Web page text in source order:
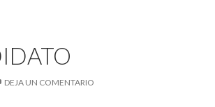
DEJA UN COMENTARIO